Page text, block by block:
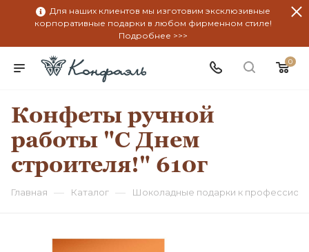
Для наших клиентов мы изготовим эксклюзивные
корпоративные подарки в любом фирменном стиле!
Подробнее >>>
0
Конфеты ручной
работы "С Днем
строителя!" 610г
Главная — Каталог — Шоколадные подарки к